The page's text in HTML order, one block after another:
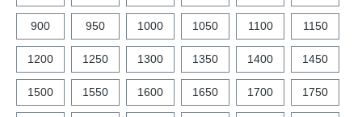
900 950 1000 1050 1100 1150
1200 1250 1300 1350 1400 1450
1500 1550 1600 1650 1700 1750